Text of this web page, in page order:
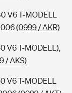
V6 T-MODELL
(0999 / AKR)
V6 T-MODELL),
/ AKS)
V6 T-MODELL